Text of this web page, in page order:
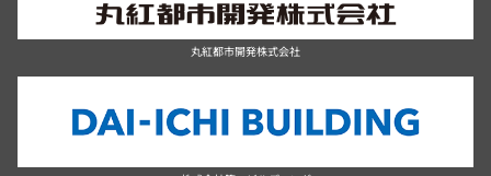
丸紅都市開発株式会社